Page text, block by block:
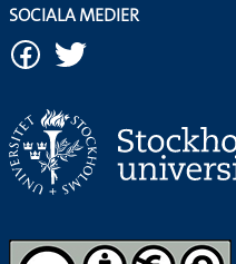
SOCIALA MEDIER